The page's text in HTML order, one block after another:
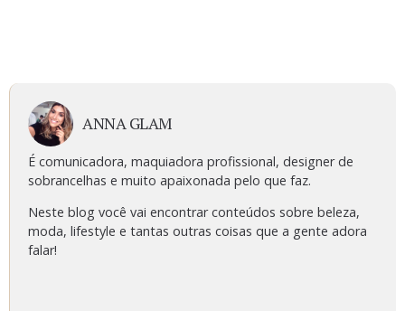
ANNA GLAM
É comunicadora, maquiadora profissional, designer de
sobrancelhas e muito apaixonada pelo que faz.
Neste blog você vai encontrar conteúdos sobre beleza,
moda, lifestyle e tantas outras coisas que a gente adora
falar!